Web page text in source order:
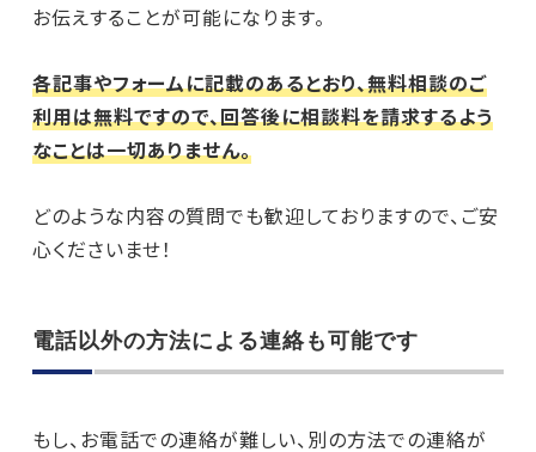
お伝えすることが可能になります。
各記事やフォームに記載のあるとおり、無料相談のご
利用は無料ですので、回答後に相談料を請求するよう
なことは一切ありません。
どのような内容の質問でも歓迎しておりますので、ご安
心くださいませ！
電話以外の方法による連絡も可能です
もし、お電話での連絡が難しい、別の方法での連絡が